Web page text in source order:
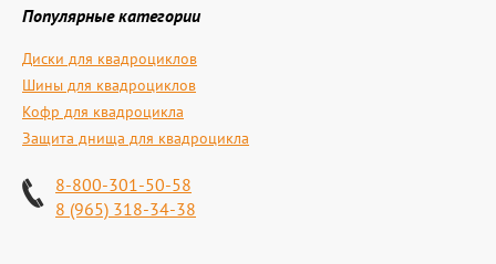
Популярные категории
Диски для квадроциклов
Шины для квадроциклов
Кофр для квадроцикла
Защита днища для квадроцикла
8-800-301-50-58
8 (965) 318-34-38